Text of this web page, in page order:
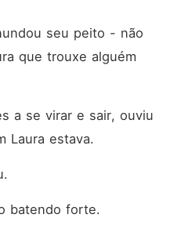
seu peito - não
que trouxe alguém
a se virar e sair, ouviu
Laura estava.
batendo forte.